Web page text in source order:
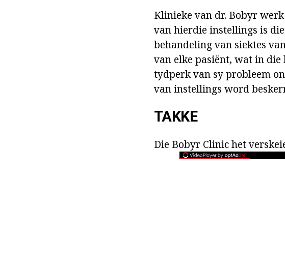
Klinieke van dr. Bobyr
van hierdie instellings is
behandeling van siektes
van elke pasiënt, wat in
tydperk van sy probleem
van instellings word
TAKKE
Die Bobyr Clinic het